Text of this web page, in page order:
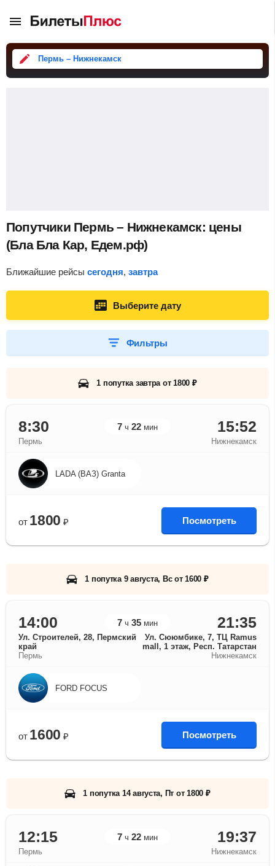
Пермь – Нижнекамск
Попутчики Пермь – Нижнекамск: цены
(Бла Бла Кар, Едем.рф)
Ближайшие рейсы сегодня, завтра
Выберите дату
Фильтры
1 попутка завтра от 1800 ₽
8:30 7 ч 22 мин 15:52
Пермь Нижнекамск
LADA (ВАЗ) Granta
от 1800 ₽ Посмотреть
1 попутка 9 августа, Вс от 1600 ₽
14:00 7 ч 35 мин 21:35
Ул. Строителей, 28, Пермский
край
Ул. Сююмбике, 7, ТЦ Ramus
mall, 1 этаж, Респ. Татарстан
Пермь
Нижнекамск
FORD FOCUS
от 1600 ₽ Посмотреть
1 попутка 14 августа, Пт от 1800 ₽
12:15 7 ч 22 мин 19:37
Пермь Нижнекамск